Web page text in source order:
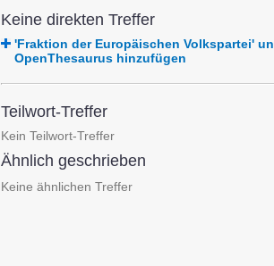
Keine direkten Treffer
'Fraktion der Europäischen Volkspartei'
OpenThesaurus hinzufügen
Teilwort-Treffer
Kein Teilwort-Treffer
Ähnlich geschrieben
Keine ähnlichen Treffer